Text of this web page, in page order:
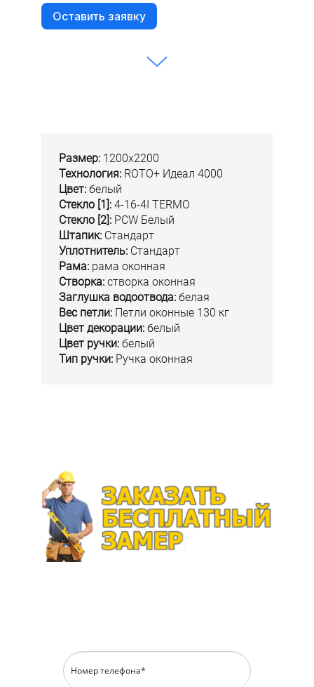
Оставить заявку
Размер: 1200x2200
Технология: ROTO+ Идеал 4000
Цвет: белый
Стекло [1]: 4-16-4I TERMO
Стекло [2]: PCW Белый
Штапик: Стандарт
Уплотнитель: Стандарт
Рама: рама оконная
Створка: створка оконная
Заглушка водоотвода: белая
Вес петли: Петли оконные 130 кг
Цвет декорации: белый
Цвет ручки: белый
Тип ручки: Ручка оконная